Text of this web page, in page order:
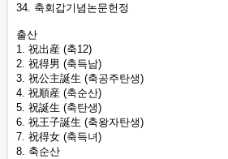
34. 축회갑기념논문헌정
출산
1. 祝出産 (축12)
2. 祝得男 (축득남)
3. 祝公主誕生 (축공주탄생)
4. 祝順産 (축순산)
5. 祝誕生 (축탄생)
6. 祝王子誕生 (축왕자탄생)
7. 祝得女 (축득녀)
8. 축순산